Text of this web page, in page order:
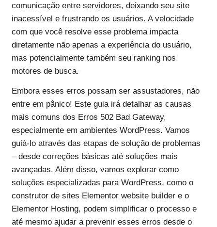
comunicação entre servidores, deixando seu site
inacessível e frustrando os usuários. A velocidade
com que você resolve esse problema impacta
diretamente não apenas a experiência do usuário,
mas potencialmente também seu ranking nos
motores de busca.
Embora esses erros possam ser assustadores, não
entre em pânico! Este guia irá detalhar as causas
mais comuns dos Erros 502 Bad Gateway,
especialmente em ambientes WordPress. Vamos
guiá-lo através das etapas de solução de problemas
– desde correções básicas até soluções mais
avançadas. Além disso, vamos explorar como
soluções especializadas para WordPress, como o
construtor de sites Elementor website builder e o
Elementor Hosting, podem simplificar o processo e
até mesmo ajudar a prevenir esses erros desde o